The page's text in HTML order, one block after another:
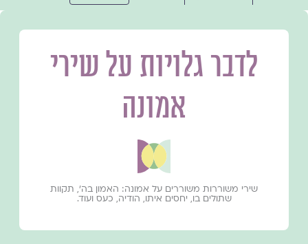
לדבר גלויות על שירי
אמונה
שירי משוררות משוררים על אמונה: האמון בה', תקוות
שתולים בו, יחסים איתו, הודיה, כעס ועוד.